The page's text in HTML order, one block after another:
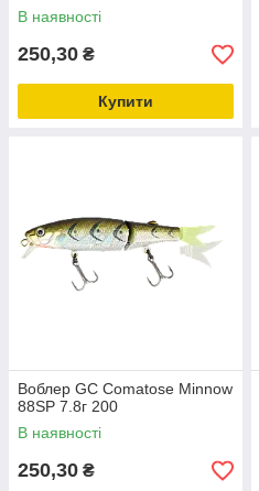
В наявності
250,30 ₴
Купити
Воблер GC Comatose Minnow
88SP 7.8г 200
В наявності
250,30 ₴